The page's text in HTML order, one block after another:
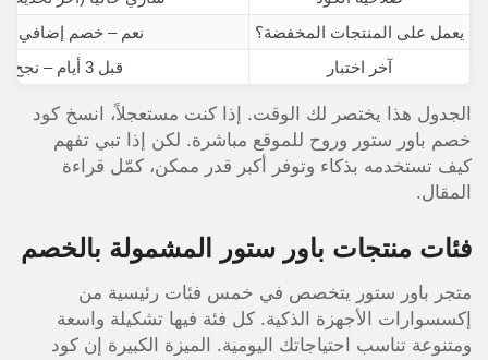
يعمل على المنتجات المخفضة؟
نعم – خصم إضافي
آخر اختبار
قبل 3 أيام – نجح بنسبة 100%
الجدول هذا يختصر لك الوقت. إذا كنت مستعجلاً، انسخ كود
خصم باور ستور وروح للموقع مباشرة. لكن إذا تبي تفهم
كيف تستخدمه بذكاء وتوفر أكبر قدر ممكن، كمّل قراءة
المقال.
فئات منتجات باور ستور المشمولة بالخصم
متجر باور ستور يتخصص في خمس فئات رئيسية من
إكسسوارات الأجهزة الذكية. كل فئة فيها تشكيلة واسعة
ومتنوعة تناسب احتياجاتك اليومية. الميزة الكبيرة إن كود